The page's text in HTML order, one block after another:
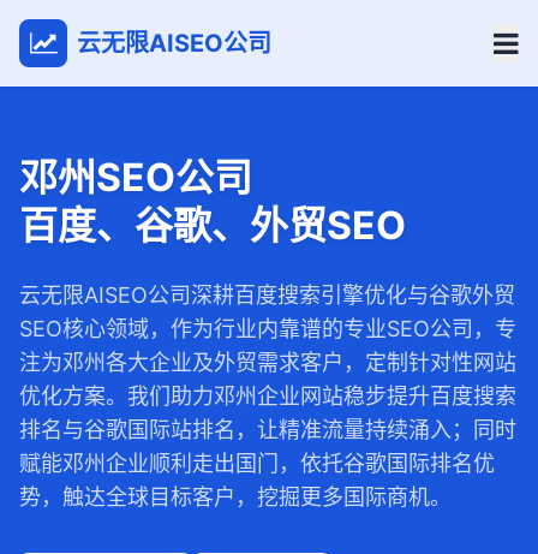
云无限AISEO公司
邓州SEO公司
百度、谷歌、外贸SEO
云无限AISEO公司深耕百度搜索引擎优化与谷歌外贸
SEO核心领域，作为行业内靠谱的专业SEO公司，专
注为邓州各大企业及外贸需求客户，定制针对性网站
优化方案。我们助力邓州企业网站稳步提升百度搜索
排名与谷歌国际站排名，让精准流量持续涌入；同时
赋能邓州企业顺利走出国门，依托谷歌国际排名优
势，触达全球目标客户，挖掘更多国际商机。